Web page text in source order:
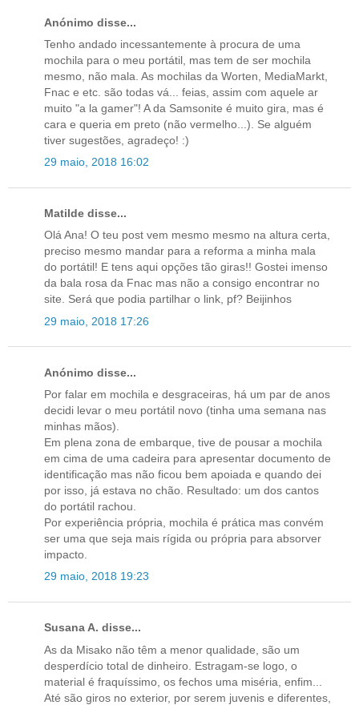
Anónimo disse...
Tenho andado incessantemente à procura de uma
mochila para o meu portátil, mas tem de ser mochila
mesmo, não mala. As mochilas da Worten, MediaMarkt,
Fnac e etc. são todas vá... feias, assim com aquele ar
muito "a la gamer"! A da Samsonite é muito gira, mas é
cara e queria em preto (não vermelho...). Se alguém
tiver sugestões, agradeço! :)
29 maio, 2018 16:02
Matilde disse...
Olá Ana! O teu post vem mesmo mesmo na altura certa,
preciso mesmo mandar para a reforma a minha mala
do portátil! E tens aqui opções tão giras!! Gostei imenso
da bala rosa da Fnac mas não a consigo encontrar no
site. Será que podia partilhar o link, pf? Beijinhos
29 maio, 2018 17:26
Anónimo disse...
Por falar em mochila e desgraceiras, há um par de anos
decidi levar o meu portátil novo (tinha uma semana nas
minhas mãos).
Em plena zona de embarque, tive de pousar a mochila
em cima de uma cadeira para apresentar documento de
identificação mas não ficou bem apoiada e quando dei
por isso, já estava no chão. Resultado: um dos cantos
do portátil rachou.
Por experiência própria, mochila é prática mas convém
ser uma que seja mais rígida ou própria para absorver
impacto.
29 maio, 2018 19:23
Susana A. disse...
As da Misako não têm a menor qualidade, são um
desperdício total de dinheiro. Estragam-se logo, o
material é fraquíssimo, os fechos uma miséria, enfim...
Até são giros no exterior, por serem juvenis e diferentes,